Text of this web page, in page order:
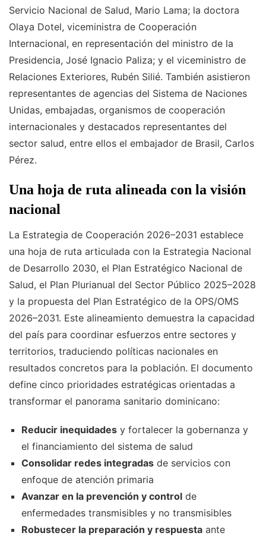
Servicio Nacional de Salud, Mario Lama; la doctora
Olaya Dotel, viceministra de Cooperación
Internacional, en representación del ministro de la
Presidencia, José Ignacio Paliza; y el viceministro de
Relaciones Exteriores, Rubén Silié. También asistieron
representantes de agencias del Sistema de Naciones
Unidas, embajadas, organismos de cooperación
internacionales y destacados representantes del
sector salud, entre ellos el embajador de Brasil, Carlos
Pérez.
Una hoja de ruta alineada con la visión
nacional
La Estrategia de Cooperación 2026–2031 establece
una hoja de ruta articulada con la Estrategia Nacional
de Desarrollo 2030, el Plan Estratégico Nacional de
Salud, el Plan Plurianual del Sector Público 2025–2028
y la propuesta del Plan Estratégico de la OPS/OMS
2026–2031. Este alineamiento demuestra la capacidad
del país para coordinar esfuerzos entre sectores y
territorios, traduciendo políticas nacionales en
resultados concretos para la población. El documento
define cinco prioridades estratégicas orientadas a
transformar el panorama sanitario dominicano:
Reducir inequidadesy fortalecer la gobernanza y
el financiamiento del sistema de salud
Consolidar redes integradasde servicios con
enfoque de atención primaria
Avanzar en la prevención y controlde
enfermedades transmisibles y no transmisibles
Robustecer la preparación y respuestaante